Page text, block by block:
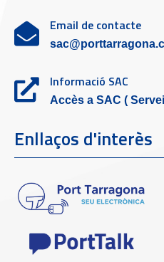
Email de contacte
Informació SAC
Accès a SAC (
Enllaços d'interès